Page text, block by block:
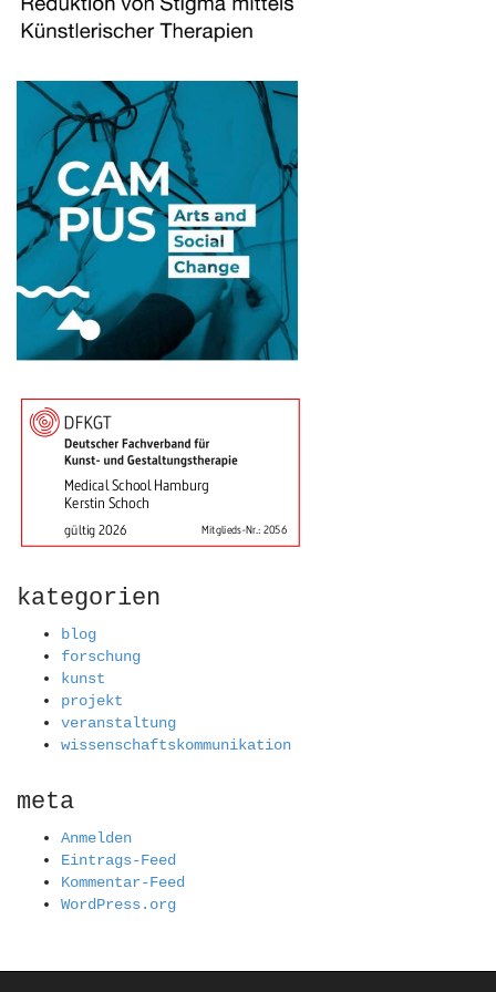
kategorien
blog
forschung
kunst
projekt
veranstaltung
wissenschaftskommunikation
meta
Anmelden
Eintrags-Feed
Kommentar-Feed
WordPress.org